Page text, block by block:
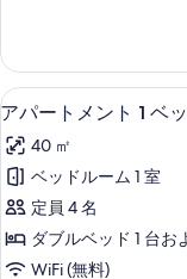
べ
て
の
写
真
を
表
(Home
Sweet
Home)
詳
細
ア
パ
ー
ト
メ
ン
10
アパートメント 1 ベ
40 ㎡
ベッドルーム 1 室
定員 4 名
ダブルベッド 1 台お
WiFi (無料)